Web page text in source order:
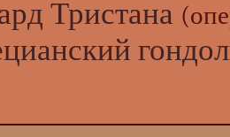
Тристана